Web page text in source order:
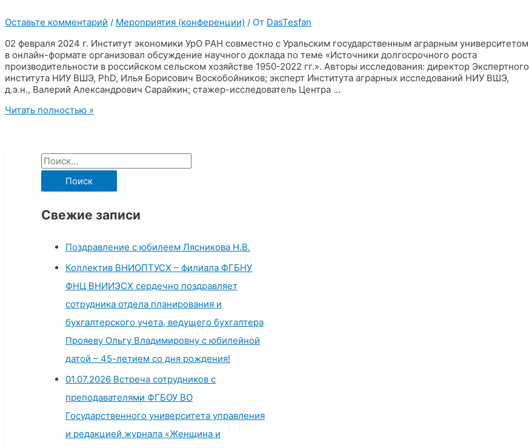
Оставьте комментарий / Мероприятия (конференции) / От DasTesfan
02 февраля 2024 г. Институт экономики УрО РАН совместно с Уральским государственным аграрным университетом
в онлайн-формате организовал обсуждение научного доклада по теме «Источники долгосрочного роста
производительности в российском сельском хозяйстве 1950-2022 гг.». Авторы исследования: директор Экспертного
института НИУ ВШЭ, PhD, Илья Борисович Воскобойников; эксперт Института аграрных исследований НИУ ВШЭ,
д.э.н., Валерий Александрович Сарайкин; стажер-исследователь Центра …
02.02.2024
долгосрочного
производительности
сельском
Читать полностью »
Н
т
Свежие записи
Поздравление с юбилеем Лясникова Н.В.
Коллектив ВНИОПТУСХ – филиала ФГБНУ
ФНЦ ВНИИЭСХ сердечно поздравляет
сотрудника отдела планирования и
бухгалтерского учета, ведущего бухгалтера
Прояеву Ольгу Владимировну с юбилейной
датой – 45-летием со дня рождения!
01.07.2026 Встреча сотрудников с
преподавателями ФГБОУ ВО
Государственного университета управления
и редакцией журнала «Женщина и